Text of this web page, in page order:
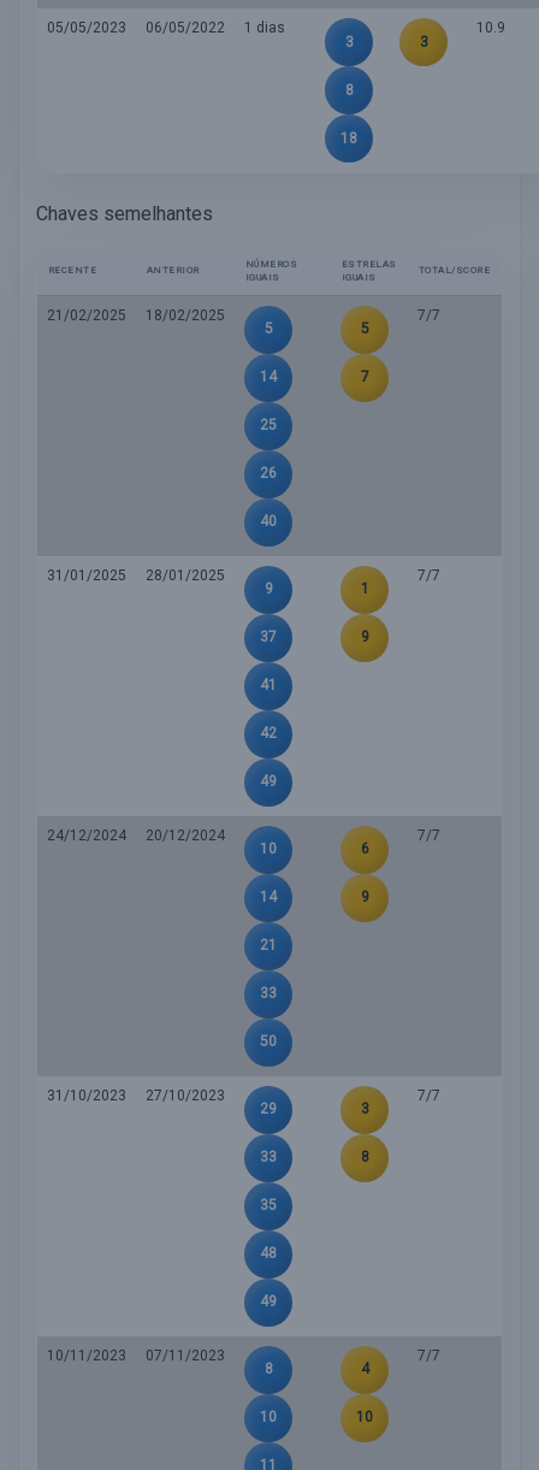
05/05/2023 06/05/2022
1 dias
3
8
18
3
10.9
Chaves semelhantes
RECENTE ANTERIOR
NÚMEROS
IGUAIS
ESTRELAS
IGUAIS
TOTAL/SCORE
21/02/2025
18/02/2025
5
14
25
26
40
5
7
7/7
31/01/2025
28/01/2025
9
37
41
42
49
1
9
7/7
24/12/2024
20/12/2024
10
14
21
33
50
6
9
7/7
31/10/2023
27/10/2023
29
33
35
48
49
3
8
7/7
10/11/2023
07/11/2023
8
10
11
4
10
7/7